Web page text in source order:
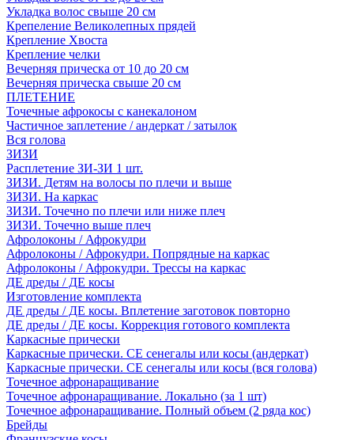
Укладка волос свыше 20 см
Крепеление Великолепных прядей
Крепление Хвоста
Крепление челки
Вечерняя прическа от 10 до 20 см
Вечерняя прическа свыше 20 см
ПЛЕТЕНИЕ
Точечные афрокосы с канекалоном
Частичное заплетение / андеркат / затылок
Вся голова
ЗИЗИ
Расплетение ЗИ-ЗИ 1 шт.
ЗИЗИ. Детям на волосы по плечи и выше
ЗИЗИ. На каркас
ЗИЗИ. Точечно по плечи или ниже плеч
ЗИЗИ. Точечно выше плеч
Афролоконы / Афрокудри
Афролоконы / Афрокудри. Попрядные на каркас
Афролоконы / Афрокудри. Трессы на каркас
ДЕ дреды / ДЕ косы
Изготовление комплекта
ДЕ дреды / ДЕ косы. Вплетение заготовок повторно
ДЕ дреды / ДЕ косы. Коррекция готового комплекта
Каркасные прически
Каркасные прически. СЕ сенегалы или косы (андеркат)
Каркасные прически. СЕ сенегалы или косы (вся голова)
Точечное афронаращивание
Точечное афронаращивание. Локально (за 1 шт)
Точечное афронаращивание. Полный объем (2 ряда кос)
Брейды